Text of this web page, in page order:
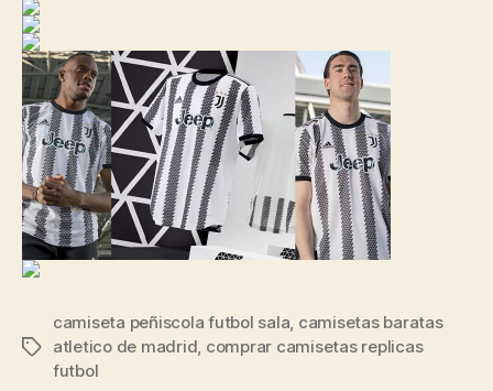
Etiquetas
camiseta peñiscola futbol sala, camisetas baratas
atletico de madrid, comprar camisetas replicas
futbol